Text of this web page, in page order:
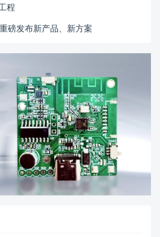
程
磅发布新产品、新方案